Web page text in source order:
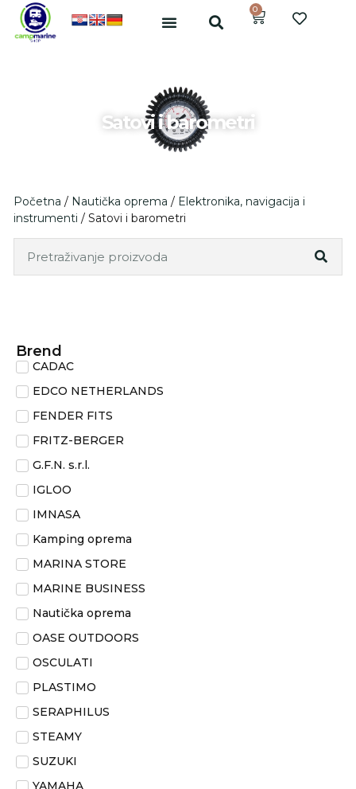
0
Satovi i barometri
Početna / Nautička oprema / Elektronika, navigacija i
instrumenti / Satovi i barometri
Brend
CADAC
EDCO NETHERLANDS
FENDER FITS
FRITZ-BERGER
G.F.N. s.r.l.
IGLOO
IMNASA
Kamping oprema
MARINA STORE
MARINE BUSINESS
Nautička oprema
OASE OUTDOORS
OSCULATI
PLASTIMO
SERAPHILUS
STEAMY
SUZUKI
YAMAHA